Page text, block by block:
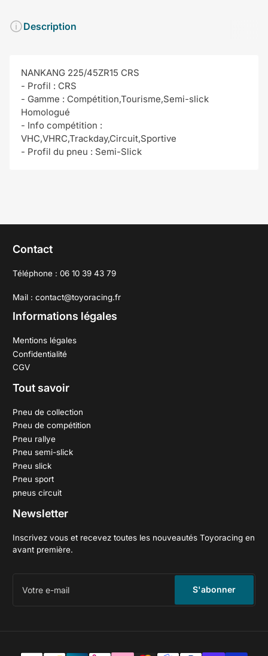
Description
NANKANG 225/45ZR15 CRS
- Profil : CRS
- Gamme : Compétition,Tourisme,Semi-slick
Homologué
- Info compétition :
VHC,VHRC,Trackday,Circuit,Sportive
- Profil du pneu : Semi-Slick
Contact
Téléphone : 06 10 39 43 79
Mail : contact@toyoracing.fr
Informations légales
Mentions légales
Confidentialité
CGV
Tout savoir
Pneu de collection
Pneu de compétition
Pneu rallye
Pneu semi-slick
Pneu slick
Pneu sport
pneus circuit
Newsletter
Inscrivez vous et recevez toutes les nouveautés Toyoracing en
avant première.
S'abonner
Méthodes